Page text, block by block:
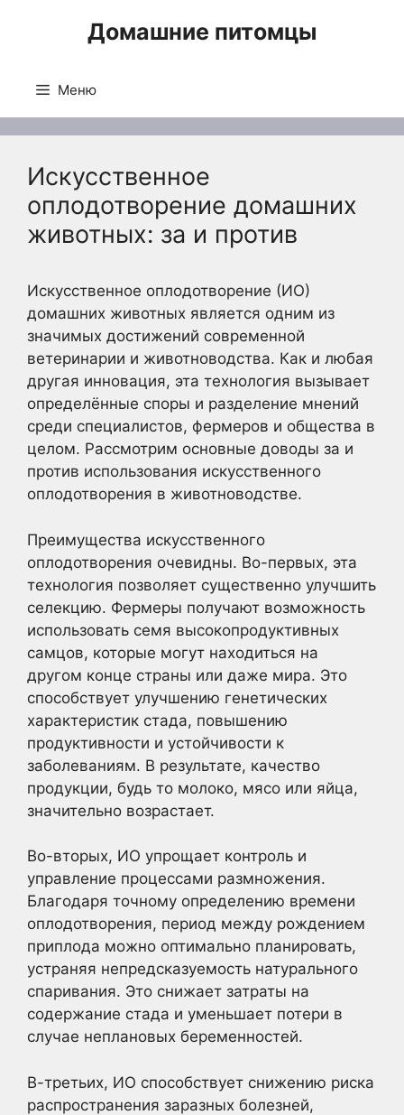
Домашние питомцы
Меню
Искусственное
оплодотворение домашних
животных: за и против
Искусственное оплодотворение (ИО)
домашних животных является одним из
значимых достижений современной
ветеринарии и животноводства. Как и любая
другая инновация, эта технология вызывает
определённые споры и разделение мнений
среди специалистов, фермеров и общества в
целом. Рассмотрим основные доводы за и
против использования искусственного
оплодотворения в животноводстве.
Преимущества искусственного
оплодотворения очевидны. Во-первых, эта
технология позволяет существенно улучшить
селекцию. Фермеры получают возможность
использовать семя высокопродуктивных
самцов, которые могут находиться на
другом конце страны или даже мира. Это
способствует улучшению генетических
характеристик стада, повышению
продуктивности и устойчивости к
заболеваниям. В результате, качество
продукции, будь то молоко, мясо или яйца,
значительно возрастает.
Во-вторых, ИО упрощает контроль и
управление процессами размножения.
Благодаря точному определению времени
оплодотворения, период между рождением
приплода можно оптимально планировать,
устраняя непредсказуемость натурального
спаривания. Это снижает затраты на
содержание стада и уменьшает потери в
случае неплановых беременностей.
В-третьих, ИО способствует снижению риска
распространения заразных болезней,